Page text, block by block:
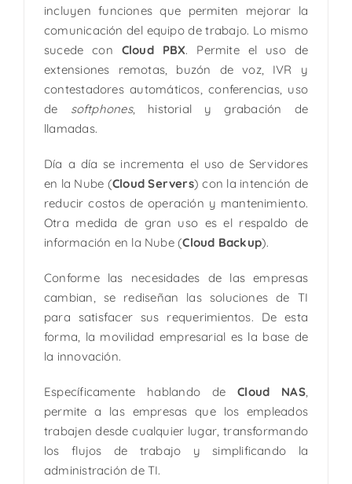
incluyen funciones que permiten mejorar la
comunicación del equipo de trabajo. Lo mismo
sucede con Cloud PBX. Permite el uso de
extensiones remotas, buzón de voz, IVR y
contestadores automáticos, conferencias, uso
de softphones, historial y grabación de
llamadas.
Día a día se incrementa el uso de Servidores
en la Nube (Cloud Servers) con la intención de
reducir costos de operación y mantenimiento.
Otra medida de gran uso es el respaldo de
información en la Nube (Cloud Backup).
Conforme las necesidades de las empresas
cambian, se rediseñan las soluciones de TI
para satisfacer sus requerimientos. De esta
forma, la movilidad empresarial es la base de
la innovación.
Específicamente hablando deCloud NAS,
permite a las empresas que los empleados
trabajen desde cualquier lugar, transformando
los flujos de trabajo y simplificando la
administración de TI.